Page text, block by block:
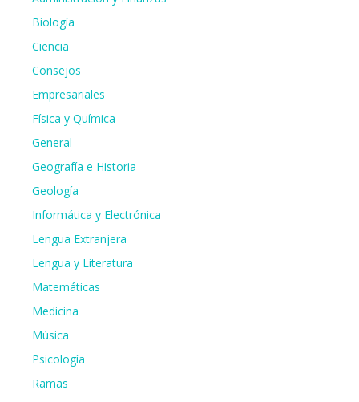
Biología
Ciencia
Consejos
Empresariales
Física y Química
General
Geografía e Historia
Geología
Informática y Electrónica
Lengua Extranjera
Lengua y Literatura
Matemáticas
Medicina
Música
Psicología
Ramas